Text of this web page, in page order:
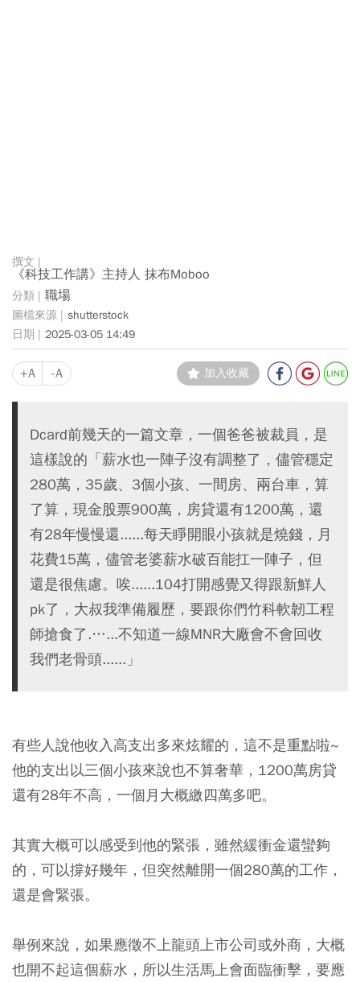
《科技工作講》主持人 抹布Moboo
職場
shutterstock
2025-03-05 14:49
+A -A 加入收藏
Dcard前幾天的一篇文章，一個爸爸被裁員，是
這樣說的「薪水也一陣子沒有調整了，儘管穩定
280萬，35歲、3個小孩、一間房、兩台車，算
了算，現金股票900萬，房貸還有1200萬，還
有28年慢慢還......每天睜開眼小孩就是燒錢，月
花費15萬，儘管老婆薪水破百能扛一陣子，但
還是很焦慮。唉......104打開感覺又得跟新鮮人
pk了，大叔我準備履歷，要跟你們竹科軟韌工程
師搶食了.…...不知道一線MNR大廠會不會回收
我們老骨頭......」
有些人說他收入高支出多來炫耀的，這不是重點啦~
他的支出以三個小孩來說也不算奢華，1200萬房貸
還有28年不高，一個月大概繳四萬多吧。
其實大概可以感受到他的緊張，雖然緩衝金還蠻夠
的，可以撐好幾年，但突然離開一個280萬的工作，
還是會緊張。
舉例來說，如果應徵不上龍頭上市公司或外商，大概
也開不起這個薪水，所以生活馬上會面臨衝擊，要應